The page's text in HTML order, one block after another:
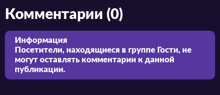
Комментарии (0)
Информация
Посетители, находящиеся в группе Гости, не
могут оставлять комментарии к данной
публикации.